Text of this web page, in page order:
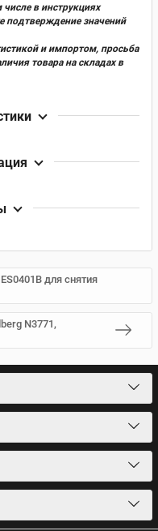
в инструкциях
подтверждение значений
и импортом, просьба
товара на складах в
для снятия
N3771,